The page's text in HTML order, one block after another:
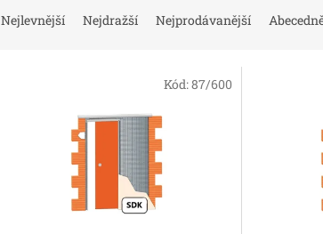
Nejlevnější Nejdražší Nejprodávanější
Kód:87/600